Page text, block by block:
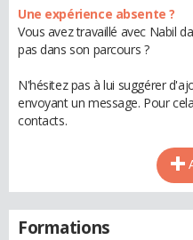
Une expérience absente ?
Vous avez travaillé avec Nabil
pas dans son parcours ?
N'hésitez pas à lui suggérer
envoyant un message. Pour
contacts.
Formations